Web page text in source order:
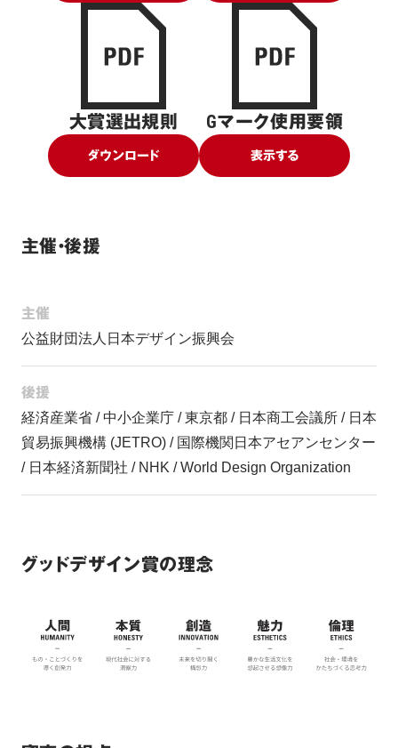
大賞選出規則
ダウンロード
Gマーク使用要領
表示する
主催・後援
主催
公益財団法人日本デザイン振興会
後援
経済産業省 / 中小企業庁 / 東京都 / 日本商工会議所 / 日本
貿易振興機構 (JETRO) / 国際機関日本アセアンセンター
/ 日本経済新聞社 / NHK / World Design Organization
グッドデザイン賞の理念